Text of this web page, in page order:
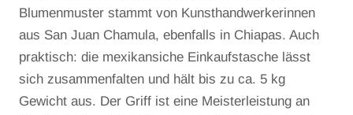
Blumenmuster stammt von Kunsthandwerkerinnen
aus San Juan Chamula, ebenfalls in Chiapas. Auch
praktisch: die mexikansiche Einkaufstasche lässt
sich zusammenfalten und hält bis zu ca. 5 kg
Gewicht aus. Der Griff ist eine Meisterleistung an